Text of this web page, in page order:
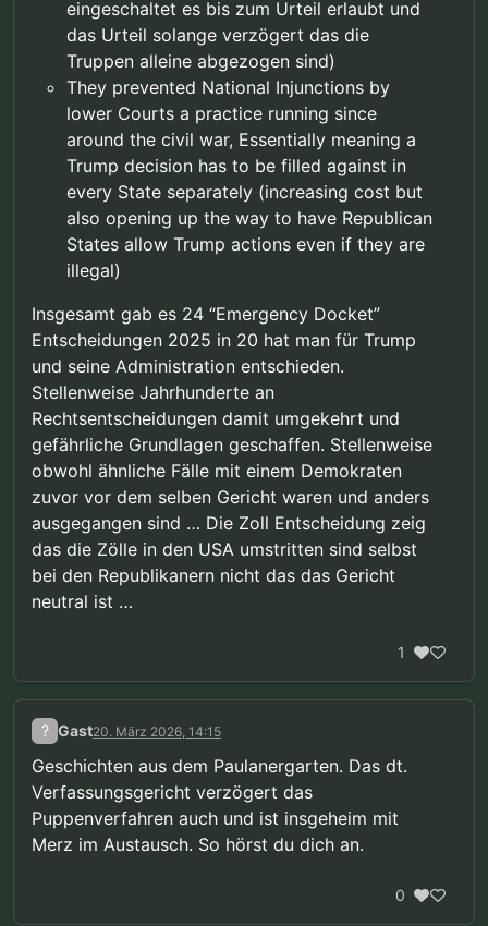
eingeschaltet es bis zum Urteil erlaubt und
das Urteil solange verzögert das die
Truppen alleine abgezogen sind)
They prevented National Injunctions by
lower Courts a practice running since
around the civil war, Essentially meaning a
Trump decision has to be filled against in
every State separately (increasing cost but
also opening up the way to have Republican
States allow Trump actions even if they are
illegal)
Insgesamt gab es 24 “Emergency Docket”
Entscheidungen 2025 in 20 hat man für Trump
und seine Administration entschieden.
Stellenweise Jahrhunderte an
Rechtsentscheidungen damit umgekehrt und
gefährliche Grundlagen geschaffen. Stellenweise
obwohl ähnliche Fälle mit einem Demokraten
zuvor vor dem selben Gericht waren und anders
ausgegangen sind … Die Zoll Entscheidung zeig
das die Zölle in den USA umstritten sind selbst
bei den Republikanern nicht das das Gericht
neutral ist …
1
? Gast20. März 2026, 14:15
Geschichten aus dem Paulanergarten. Das dt.
Verfassungsgericht verzögert das
Puppenverfahren auch und ist insgeheim mit
Merz im Austausch. So hörst du dich an.
0